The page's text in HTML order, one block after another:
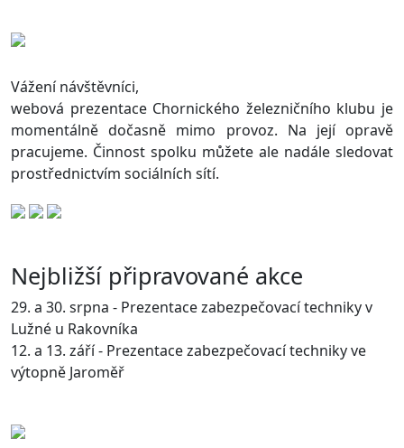
Vážení návštěvníci,
webová prezentace Chornického železničního klubu je
momentálně dočasně mimo provoz. Na její opravě
pracujeme. Činnost spolku můžete ale nadále sledovat
prostřednictvím sociálních sítí.
Nejbližší připravované akce
29. a 30. srpna - Prezentace zabezpečovací techniky v
Lužné u Rakovníka
12. a 13. září - Prezentace zabezpečovací techniky ve
výtopně Jaroměř